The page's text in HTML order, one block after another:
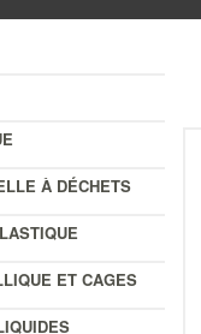
À DÉCHETS
ET CAGES